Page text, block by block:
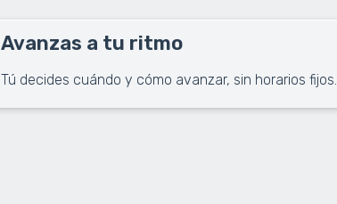
Avanzas a tu ritmo
Tú decides cuándo y cómo avanzar, sin horarios fijos.